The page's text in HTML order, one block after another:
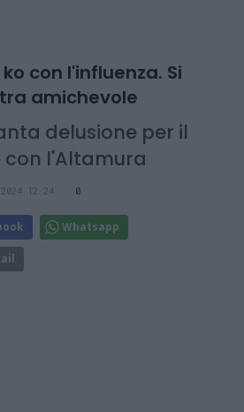
con l'influenza. Si
amichevole
delusione per il
l'Altamura
12:24 0
Whatsapp